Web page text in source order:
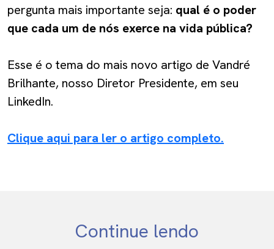
pergunta mais importante seja: qual é o poder
que cada um de nós exerce na vida pública?
Esse é o tema do mais novo artigo de Vandré
Brilhante, nosso Diretor Presidente, em seu
LinkedIn.
Clique aqui para ler o artigo completo.
Continue lendo